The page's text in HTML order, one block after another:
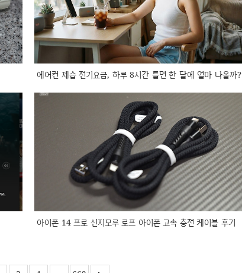
에어컨 제습 전기요금, 하루 8시간 틀면 한 달에 얼마 나올까?
아이폰 14 프로 신지모루 로프 아이폰 고속 충전 케이블 후기